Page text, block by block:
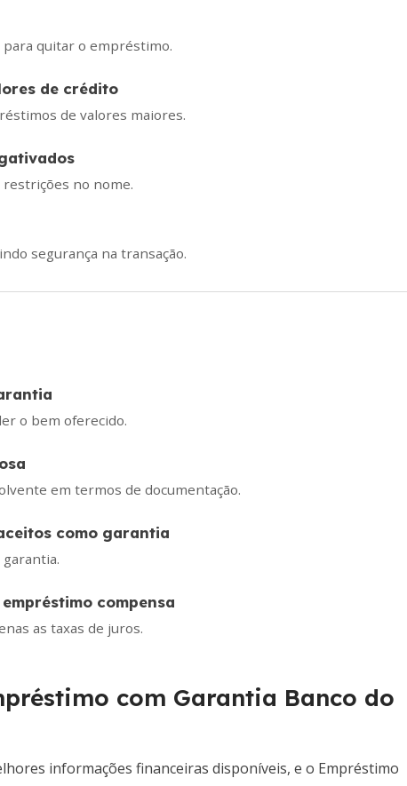
quitar o empréstimo.
de crédito
de valores maiores.
no nome.
segurança na transação.
o bem oferecido.
em termos de documentação.
como garantia
compensa
as taxas de juros.
com Garantia Banco do
informações financeiras disponíveis, e o Empréstimo